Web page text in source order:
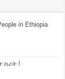
in Ethiopia
ስሪት !